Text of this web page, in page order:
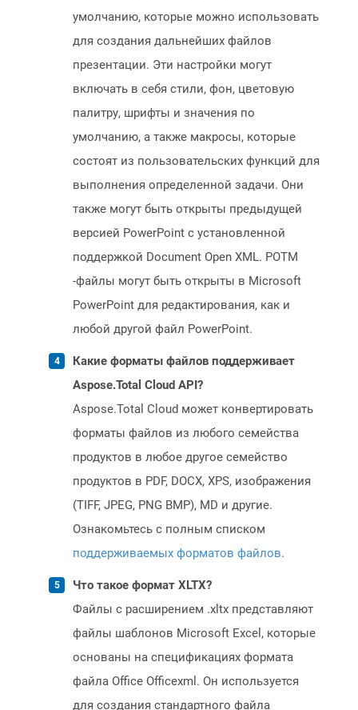
умолчанию, которые можно использовать
для создания дальнейших файлов
презентации. Эти настройки могут
включать в себя стили, фон, цветовую
палитру, шрифты и значения по
умолчанию, а также макросы, которые
состоят из пользовательских функций для
выполнения определенной задачи. Они
также могут быть открыты предыдущей
версией PowerPoint с установленной
поддержкой Document Open XML. POTM
-файлы могут быть открыты в Microsoft
PowerPoint для редактирования, как и
любой другой файл PowerPoint.
Какие форматы файлов поддерживает
Aspose.Total Cloud API?
Aspose.Total Cloud может конвертировать
форматы файлов из любого семейства
продуктов в любое другое семейство
продуктов в PDF, DOCX, XPS, изображения
(TIFF, JPEG, PNG BMP), MD и другие.
Ознакомьтесь с полным списком
поддерживаемых форматов файлов.
Что такое формат XLTX?
Файлы с расширением .xltx представляют
файлы шаблонов Microsoft Excel, которые
основаны на спецификациях формата
файла Office Officexml. Он используется
для создания стандартного файла